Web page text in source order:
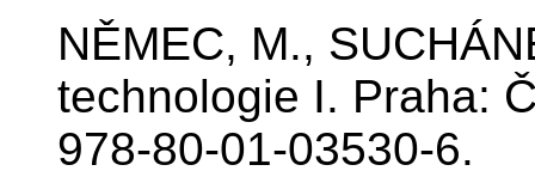
NĚMEC, M.,
technologie I. Praha:
978-80-01-03530-6.